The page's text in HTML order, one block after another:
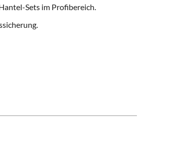
Sets im Profibereich.
.